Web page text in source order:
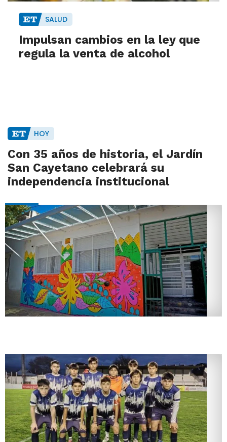
SALUD
Impulsan cambios en la ley que
regula la venta de alcohol
HOY
Con 35 años de historia, el Jardín
San Cayetano celebrará su
independencia institucional